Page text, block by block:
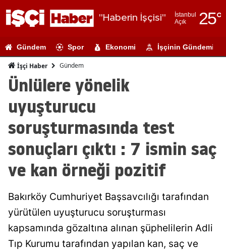
"Haberin İşçisi"
İstanbul
Açık
25°
Adıyaman
Antalya
Aydın
Gündem Spor Ekonomi İşçinin Gündemi
İşçi Haber Gündem
Ünlülere yönelik
uyuşturucu
soruşturmasında test
sonuçları çıktı : 7 ismin saç
ve kan örneği pozitif
Bakırköy Cumhuriyet Başsavcılığı tarafından
yürütülen uyuşturucu soruşturması
kapsamında gözaltına alınan şüphelilerin Adli
Tıp Kurumu tarafından yapılan kan, saç ve